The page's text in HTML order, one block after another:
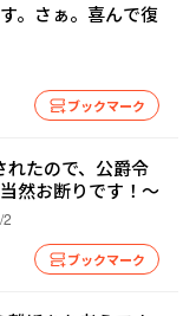
。さぁ。喜んで復
ブックマーク
れたので、公爵令
然お断りです！～
ブックマーク